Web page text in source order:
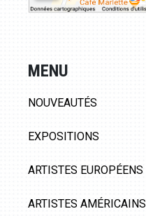
MENU
NOUVEAUTÉS
EXPOSITIONS
ARTISTES EUROPÉENS
ARTISTES AMÉRICAINS